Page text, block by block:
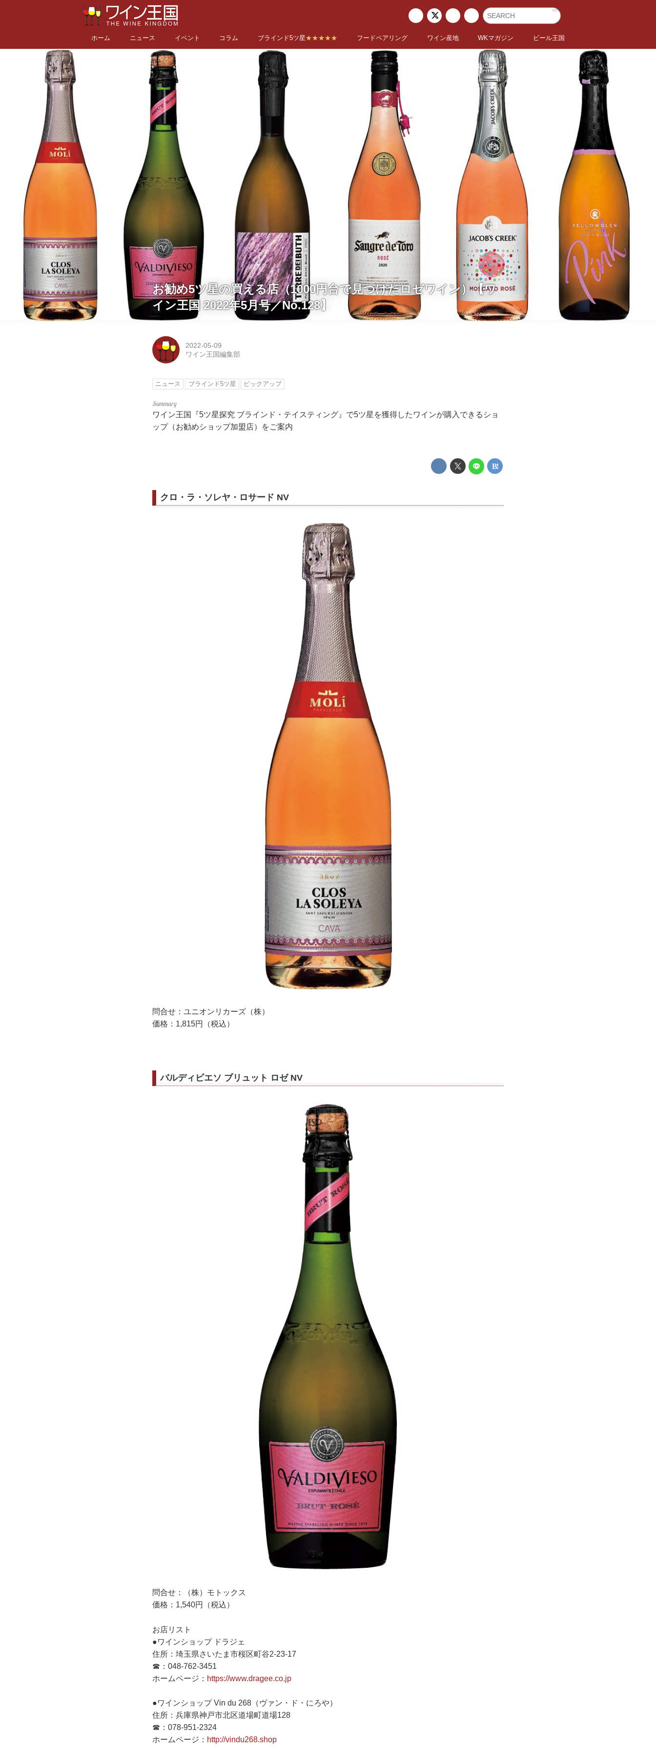
ホーム ニュース イベント コラム ブラインド5ツ星★★★★★ フードペアリング ワイン産地 WKマガジン ビール王国
お勧め5ツ星の買える店（1000円台で見つけたロゼワイン）【ワ
イン王国 2022年5月号／No.128】
2022-05-09
ワイン王国編集部
ニュース ブラインド5ツ星 ピックアップ
ワイン王国『5ツ星探究 ブラインド・テイスティング』で5ツ星を獲得したワインが購入できるショ
ップ（お勧めショップ加盟店）をご案内
クロ・ラ・ソレヤ・ロサード NV
問合せ：ユニオンリカーズ（株）
価格：1,815円（税込）
バルディビエソ ブリュット ロゼ NV
問合せ：（株）モトックス
価格：1,540円（税込）
お店リスト
●ワインショップ ドラジェ
住所：埼玉県さいたま市桜区町谷2-23-17
☎：048-762-3451
ホームページ： https://www.dragee.co.jp
●ワインショップ Vin du 268（ヴァン・ド・にろや）
住所：兵庫県神戸市北区道場町道場128
☎：078-951-2324
ホームページ： http://vindu268.shop